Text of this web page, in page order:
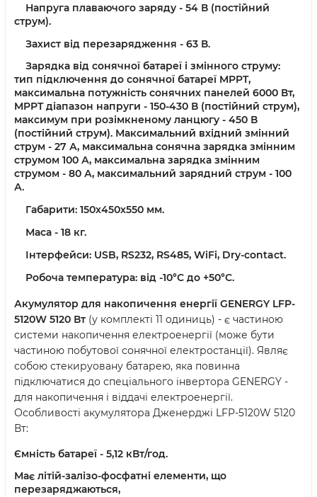
Напруга плаваючого заряду - 54 В (постійний
струм).
Захист від перезарядження - 63 В.
Зарядка від сонячної батареї і змінного струму:
тип підключення до сонячної батареї MPPT,
максимальна потужність сонячних панелей 6000 Вт,
MPPT діапазон напруги - 150-430 В (постійний струм),
максимум при розімкненому ланцюгу - 450 В
(постійний струм). Максимальний вхідний змінний
струм - 27 А, максимальна сонячна зарядка змінним
струмом 100 А, максимальна зарядка змінним
струмом - 80 А, максимальний зарядний струм - 100
А.
Габарити: 150х450х550 мм.
Маса - 18 кг.
Інтерфейси: USB, RS232, RS485, WiFi, Dry-contact.
Робоча температура: від -10°С до +50°С.
Акумулятор для накопичення енергії GENERGY LFP-
5120W 5120 Вт (у комплекті 11 одиниць) - є частиною
системи накопичення електроенергії (може бути
частиною побутової сонячної електростанції). Являє
собою стекируовану батарею, яка повинна
підключатися до спеціального інвертора GENERGY -
для накопичення і віддачі електроенергії.
Особливості акумулятора Дженерджі LFP-5120W 5120
Вт:
Ємність батареї - 5,12 кВт/год.
Має літій-залізо-фосфатні елементи, що
перезаряджаються,